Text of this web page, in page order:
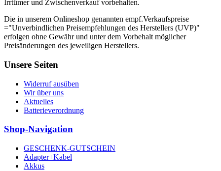
Irrtümer und Zwischenverkauf vorbehalten.
Die in unserem Onlineshop genannten empf.Verkaufspreise
="Unverbindlichen Preisempfehlungen des Herstellers (UVP)"
erfolgen ohne Gewähr und unter dem Vorbehalt möglicher
Preisänderungen des jeweiligen Herstellers.
Unsere Seiten
Widerruf ausüben
Wir über uns
Aktuelles
Batterieverordnung
Shop-Navigation
GESCHENK-GUTSCHEIN
Adapter+Kabel
Akkus